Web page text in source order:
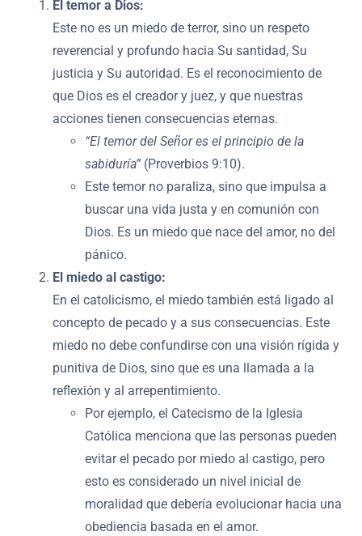
El temor a Dios:
Este no es un miedo de terror, sino un respeto
reverencial y profundo hacia Su santidad, Su
justicia y Su autoridad. Es el reconocimiento de
que Dios es el creador y juez, y que nuestras
acciones tienen consecuencias eternas.
“El temor del Señor es el principio de la
sabiduría” (Proverbios 9:10).
Este temor no paraliza, sino que impulsa a
buscar una vida justa y en comunión con
Dios. Es un miedo que nace del amor, no del
pánico.
El miedo al castigo:
En el catolicismo, el miedo también está ligado al
concepto de pecado y a sus consecuencias. Este
miedo no debe confundirse con una visión rígida y
punitiva de Dios, sino que es una llamada a la
reflexión y al arrepentimiento.
Por ejemplo, el Catecismo de la Iglesia
Católica menciona que las personas pueden
evitar el pecado por miedo al castigo, pero
esto es considerado un nivel inicial de
moralidad que debería evolucionar hacia una
obediencia basada en el amor.